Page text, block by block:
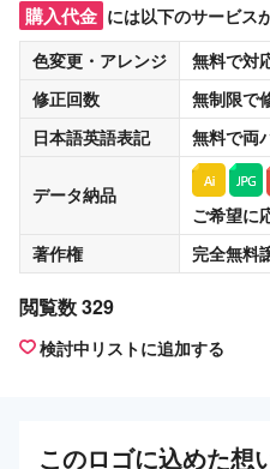
購入代金 には以下のサービス
色変更・アレンジ
無料で対
修正回数
無制限で
日本語英語表記
無料で両
データ納品
ご希望に
著作権
完全無料
閲覧数 329
検討中リストに追加する
このロゴに込めた想